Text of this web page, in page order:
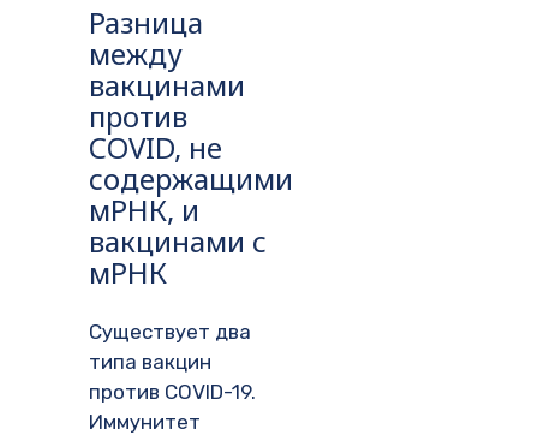
Разница
между
вакцинами
против
COVID, не
содержащими
мРНК, и
вакцинами с
мРНК
Существует два
типа вакцин
против COVID-19.
Иммунитет